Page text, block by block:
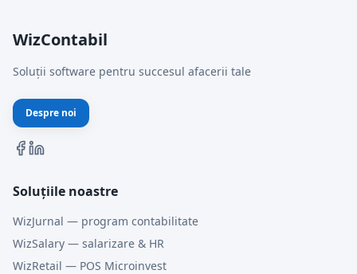
WizContabil
Soluții software pentru succesul afacerii tale
Despre noi
Soluțiile noastre
WizJurnal — program contabilitate
WizSalary — salarizare & HR
WizRetail — POS Microinvest